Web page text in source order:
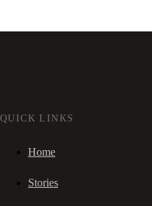
QUICK LINKS
Home
Stories